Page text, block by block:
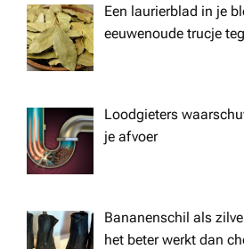
a
t
i
o
n
Een laurierblad in je
eeuwenoude trucje
Loodgieters
je afvoer
Bananenschil als
het beter werkt dan